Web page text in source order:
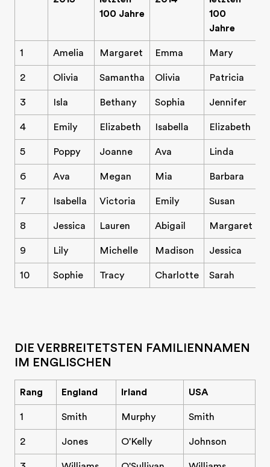
100 Jahre
100
Jahre
1 Amelia Margaret Emma Mary
2 Olivia Samantha Olivia Patricia
3 Isla Bethany Sophia Jennifer
4 Emily Elizabeth Isabella Elizabeth
5 Poppy Joanne Ava Linda
6 Ava Megan Mia Barbara
7 Isabella Victoria Emily Susan
8 Jessica Lauren Abigail Margaret
9 Lily Michelle Madison Jessica
10 Sophie Tracy Charlotte Sarah
DIE VERBREITETSTEN FAMILIENNAMEN
IM ENGLISCHEN
Rang England Irland USA
1 Smith Murphy Smith
2 Jones O'Kelly Johnson